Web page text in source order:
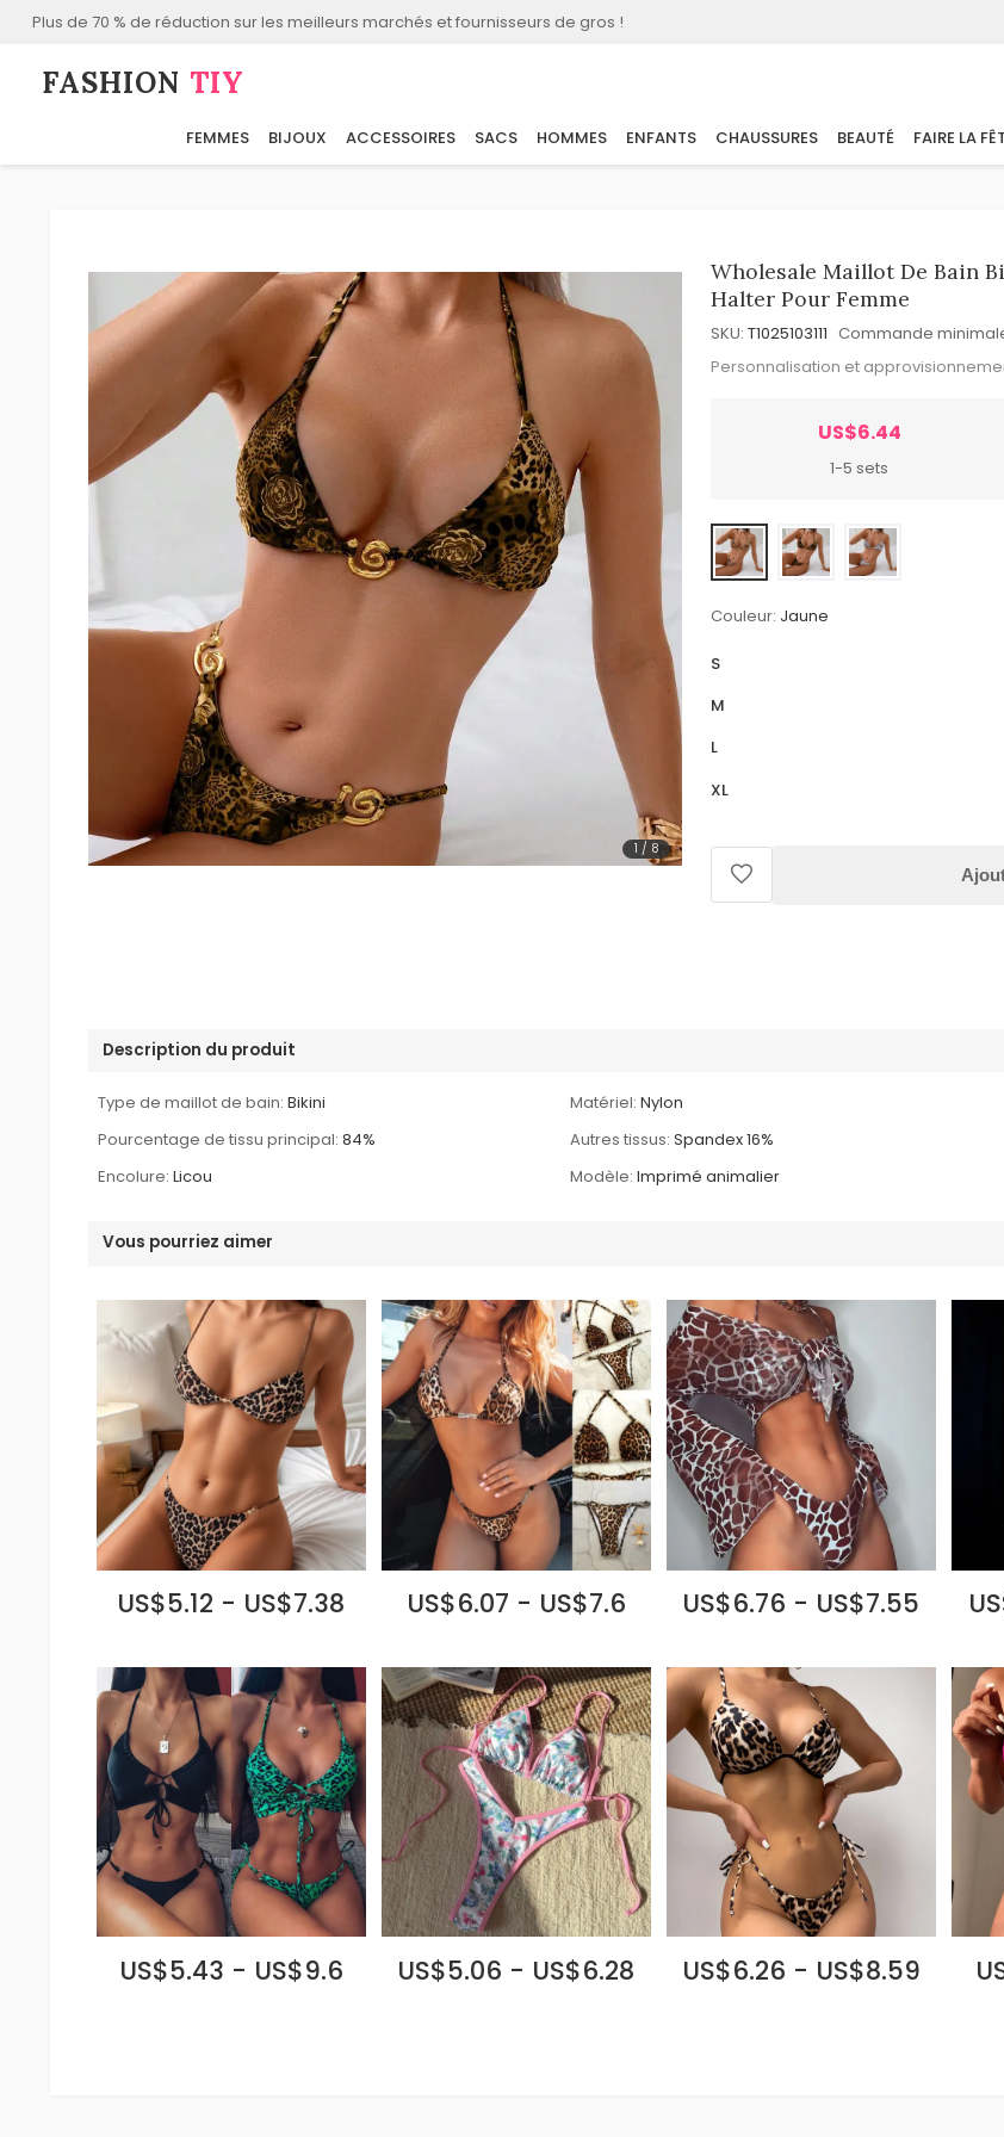
Plus de 70 % de réduction sur les meilleurs marchés et fournisseurs de gros !
FASHION⁠ TIY
FEMMES BIJOUX ACCESSOIRES SACS HOMMES ENFANTS CHAUSSURES BEAUTÉ FAIRE LA
1 / 8
Wholesale Maillot De Bain
Halter Pour Femme
SKU: T1025103111 Commande
Personnalisation et
US$6.44
1-5 sets
Couleur: Jaune
S
M
L
XL
Description du produit
Type de maillot de bain: Bikini Matériel: Nylon
Pourcentage de tissu principal: 84% Autres tissus: Spandex 16%
Encolure: Licou Modèle: Imprimé animalier
Vous pourriez aimer
US$5.12 - US$7.38 US$6.07 - US$7.6 US$6.76 - US$7.55
US$5.43 - US$9.6 US$5.06 - US$6.28 US$6.26 - US$8.59